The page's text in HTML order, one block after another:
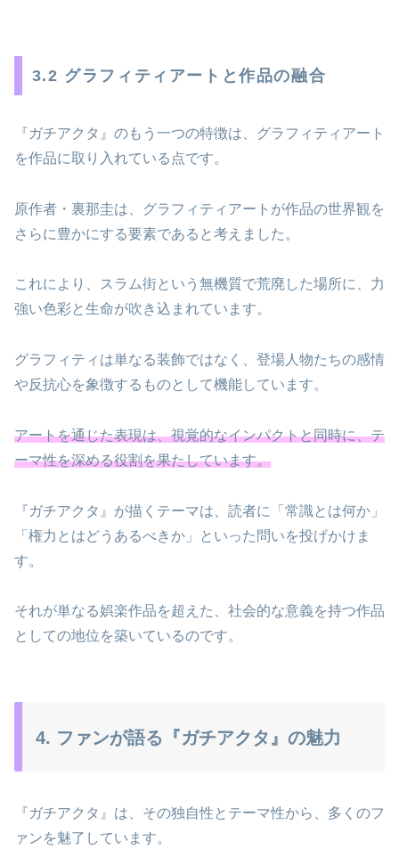
3.2 グラフィティアートと作品の融合
『ガチアクタ』のもう一つの特徴は、グラフィティアート
を作品に取り入れている点です。
原作者・裏那圭は、グラフィティアートが作品の世界観を
さらに豊かにする要素であると考えました。
これにより、スラム街という無機質で荒廃した場所に、力
強い色彩と生命が吹き込まれています。
グラフィティは単なる装飾ではなく、登場人物たちの感情
や反抗心を象徴するものとして機能しています。
アートを通じた表現は、視覚的なインパクトと同時に、テ
ーマ性を深める役割を果たしています。
『ガチアクタ』が描くテーマは、読者に「常識とは何か」
「権力とはどうあるべきか」といった問いを投げかけま
す。
それが単なる娯楽作品を超えた、社会的な意義を持つ作品
としての地位を築いているのです。
4. ファンが語る『ガチアクタ』の魅力
『ガチアクタ』は、その独自性とテーマ性から、多くのフ
ァンを魅了しています。